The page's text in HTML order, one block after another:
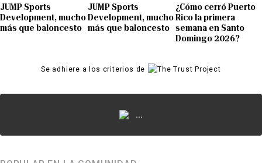
JUMP Sports
Development, mucho
más que baloncesto
JUMP Sports
Development, mucho
más que baloncesto
¿Cómo cerró Puerto
Rico la primera
semana en Santo
Domingo 2026?
Se adhiere a los criterios de
...